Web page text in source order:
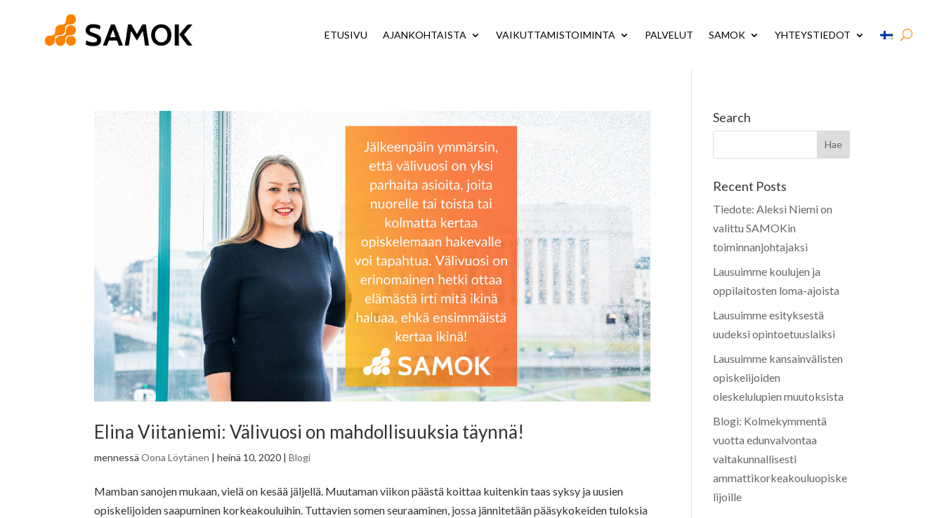
ETUSIVU AJANKOHTAISTA VAIKUTTAMISTOIMINTA PALVELUT SAMOK YHTEYSTIEDOT
Elina Viitaniemi: Välivuosi on mahdollisuuksia täynnä!
mennessäOona Löytänen |heinä 10, 2020 |Blogi
Mamban sanojen mukaan, vielä on kesää jäljellä. Muutaman viikon päästä koittaa kuitenkin taas syksy ja uusien
opiskelijoiden saapuminen korkeakouluihin. Tuttavien somen seuraaminen, jossa jännitetään pääsykokeiden tuloksia
Search
Recent Posts
Tiedote: Aleksi Niemi on
valittu SAMOKin
toiminnanjohtajaksi
Lausuimme koulujen ja
oppilaitosten loma-ajoista
Lausuimme esityksestä
uudeksi opintoetuuslaiksi
Lausuimme kansainvälisten
opiskelijoiden
oleskelulupien muutoksista
Blogi: Kolmekymmentä
vuotta edunvalvontaa
valtakunnallisesti
ammattikorkeakouluopiske
lijoille